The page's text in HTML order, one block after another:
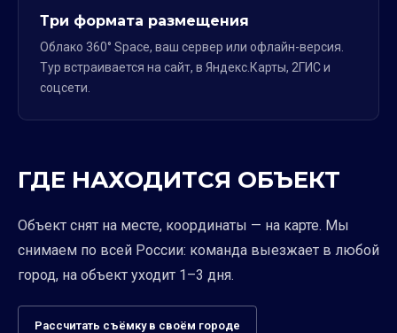
Три формата размещения
Облако 360° Space, ваш сервер или офлайн-версия.
Тур встраивается на сайт, в Яндекс.Карты, 2ГИС и
соцсети.
ГДЕ НАХОДИТСЯ ОБЪЕКТ
Объект снят на месте, координаты — на карте. Мы
снимаем по всей России: команда выезжает в любой
город, на объект уходит 1–3 дня.
Рассчитать съёмку в своём городе